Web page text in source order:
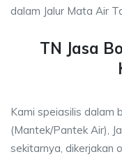
dalam Jalur Mata Air
TN Jasa
Kami speiasilis dalam
(Mantek/Pantek Air),
sekitarnya, dikerjakan